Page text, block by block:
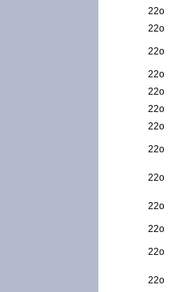
22ο
22ο
22ο
22ο
22ο
22ο
22ο
22ο
22ο
22ο
22ο
22ο
22ο